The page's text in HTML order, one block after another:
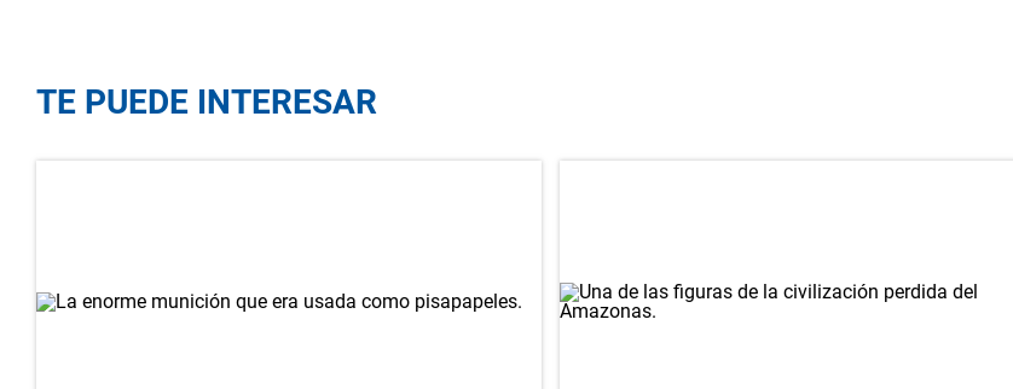
TE PUEDE INTERESAR